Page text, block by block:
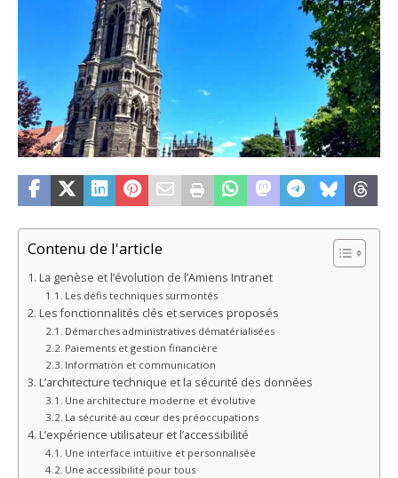
Contenu de l'article
La genèse et l’évolution de l’Amiens Intranet
Les défis techniques surmontés
Les fonctionnalités clés et services proposés
Démarches administratives dématérialisées
Paiements et gestion financière
Information et communication
L’architecture technique et la sécurité des données
Une architecture moderne et évolutive
La sécurité au cœur des préoccupations
L’expérience utilisateur et l’accessibilité
Une interface intuitive et personnalisée
Une accessibilité pour tous